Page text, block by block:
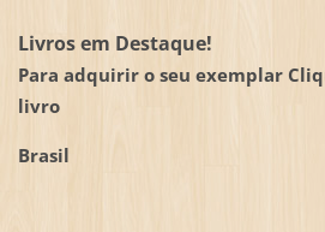
Livros em Destaque!
Para adquirir o seu exemplar
livro
Brasil